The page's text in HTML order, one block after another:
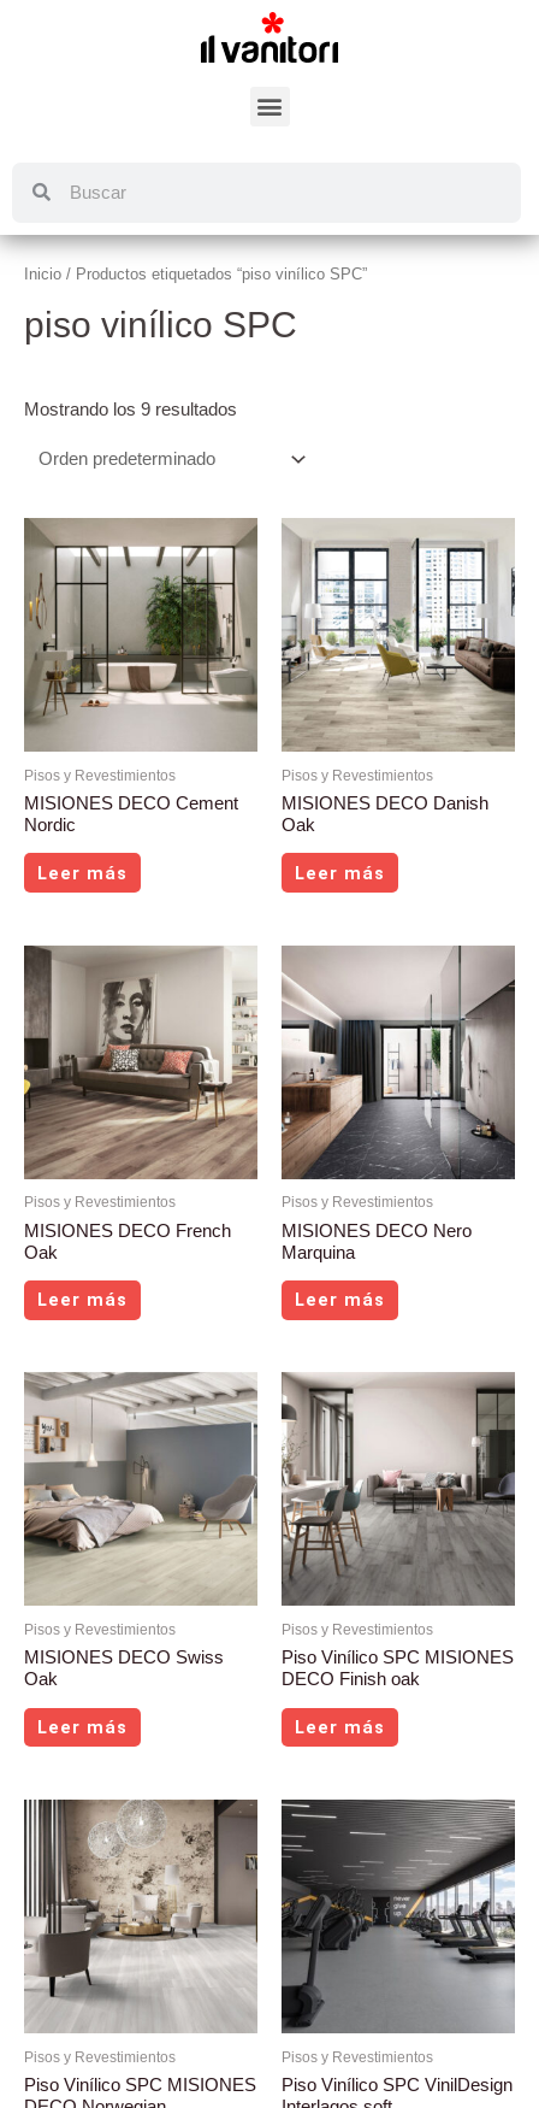
Inicio / Productos etiquetados “piso vinílico SPC”
piso vinílico SPC
Mostrando los 9 resultados
Pisos y Revestimientos
MISIONES DECO Cement
Nordic
Leer más
Pisos y Revestimientos
MISIONES DECO Danish
Oak
Leer más
Pisos y Revestimientos
MISIONES DECO French
Oak
Leer más
Pisos y Revestimientos
MISIONES DECO Nero
Marquina
Leer más
Pisos y Revestimientos
MISIONES DECO Swiss
Oak
Leer más
Pisos y Revestimientos
Piso Vinílico SPC MISIONES
DECO Finish oak
Leer más
Pisos y Revestimientos
Piso Vinílico SPC MISIONES
Pisos y Revestimientos
Piso Vinílico SPC VinilDesign